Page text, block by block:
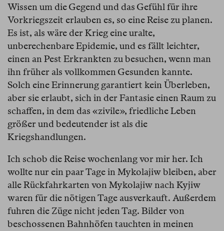
Wissen um die Gegend und das Gefühl für ihre
Vorkriegszeit erlauben es, so eine Reise zu planen.
Es ist, als wäre der Krieg eine uralte,
unberechenbare Epidemie, und es fällt leichter,
einen an Pest Erkrankten zu besuchen, wenn man
ihn früher als vollkommen Gesunden kannte.
Solch eine Erinnerung garantiert kein Überleben,
aber sie erlaubt, sich in der Fantasie einen Raum zu
schaffen, in dem das «zivile», friedliche Leben
größer und bedeutender ist als die
Kriegshandlungen.
Ich schob die Reise wochenlang vor mir her. Ich
wollte nur ein paar Tage in Mykolajiw bleiben, aber
alle Rückfahrkarten von Mykolajiw nach Kyjiw
waren für die nötigen Tage ausverkauft. Außerdem
fuhren die Züge nicht jeden Tag. Bilder von
beschossenen Bahnhöfen tauchten in meinen